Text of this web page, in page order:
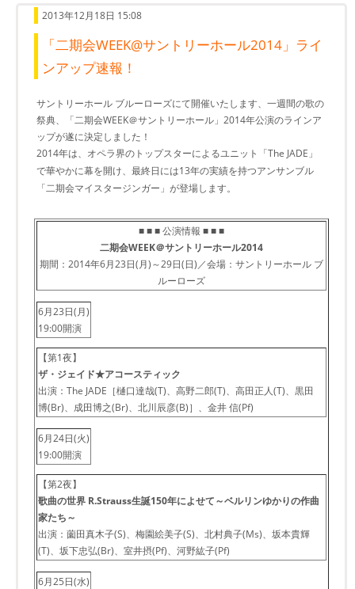
2013年12月18日 15:08
「二期会WEEK@サントリーホール2014」ライ
ンアップ速報！
サントリーホール ブルーローズにて開催いたします、一週間の歌の
祭典、「二期会WEEK＠サントリーホール」2014年公演のラインア
ップが遂に決定しました！
2014年は、オペラ界のトップスターによるユニット「The JADE」
で華やかに幕を開け、最終日には13年の実績を持つアンサンブル
「二期会マイスタージンガー」が登場します。
■ ■ ■ 公演情報 ■ ■ ■
二期会WEEK＠サントリーホール2014
期間：2014年6月23日(月)～29日(日)／会場：サントリーホール ブ
ルーローズ
6月23日(月)
19:00開演
【第1夜】
ザ・ジェイド★アコースティック
出演：The JADE［樋口達哉(T)、高野二郎(T)、高田正人(T)、黒田
博(Br)、成田博之(Br)、北川辰彦(B)］、金井 信(Pf)
6月24日(火)
19:00開演
【第2夜】
歌曲の世界 R.Strauss生誕150年によせて～ベルリンゆかりの作曲
家たち～
出演：薗田真木子(S)、梅園絵美子(S)、北村典子(Ms)、坂本貴輝
(T)、坂下忠弘(Br)、室井摂(Pf)、河野紘子(Pf)
6月25日(水)